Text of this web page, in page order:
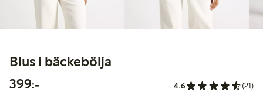
Blus i bäckebölja
399:-399,00 kr 4.6 (21)